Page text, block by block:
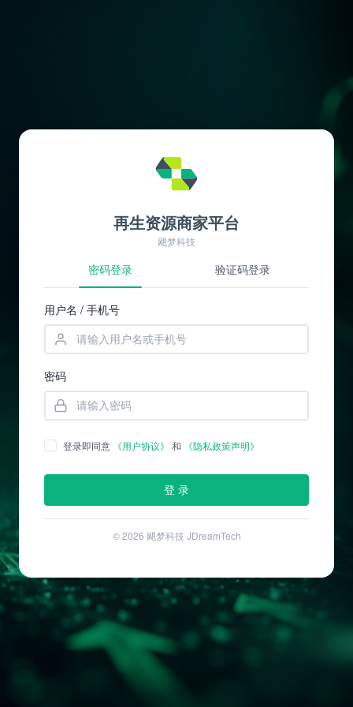
再生资源商家平台
飓梦科技
密码登录 验证码登录
用户名 / 手机号
密码
登录即同意 《用户协议》 和 《隐私政策声明》
登 录
© 2026 飓梦科技 JDreamTech